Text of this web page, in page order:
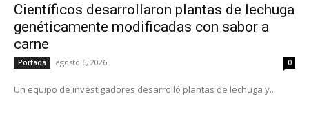
Científicos desarrollaron plantas de lechuga
genéticamente modificadas con sabor a
carne
Portada agosto 6, 2026 0
Un equipo de investigadores desarrolló plantas de lechuga y...